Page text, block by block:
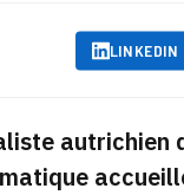
LINKEDIN
autrichien